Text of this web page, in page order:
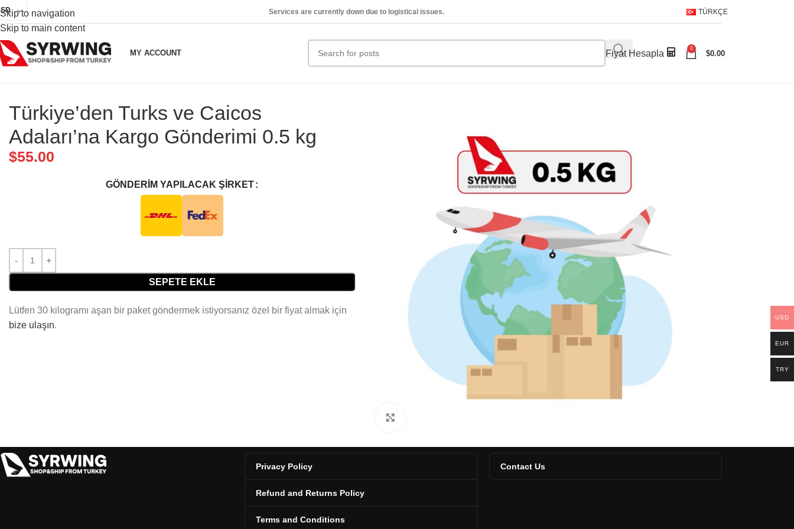
Skip to navigation
Skip to main content
Services are currently down due to logistical issues. TÜRKÇE
MY ACCOUNT Fiyat Hesapla 0
$0.00
Türkiye’den Turks ve Caicos
Adaları’na Kargo Gönderimi 0.5 kg
$55.00
GÖNDERIM YAPILACAK ŞIRKET
SEPETE EKLE
Lütfen 30 kilogramı aşan bir paket göndermek istiyorsanız özel bir fiyat almak için
bize ulaşın.
Privacy Policy
Refund and Returns Policy
Terms and Conditions
Contact Us
USD
EUR
TRY